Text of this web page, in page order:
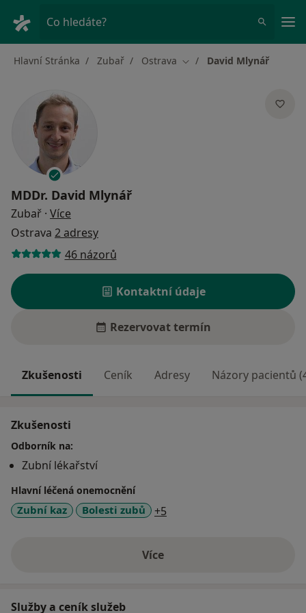
Co hledáte?
Hlavní Stránka Zubař Ostrava Změna města
David Mlynář
MDDr. David Mlynář
Zubař · Více
Ostrava 2 adresy
46 názorů
Kontaktní údaje
Rezervovat termín
Zkušenosti Ceník Adresy Názory pacientů
Zkušenosti
Odborník na:
Zubní lékařství
Hlavní léčená onemocnění
Zubní kaz Bolesti zubů +5
Víceo zkušenostech
Služby a ceník služeb